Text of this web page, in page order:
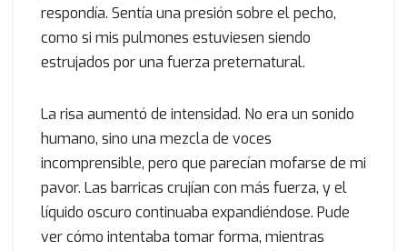
respondía. Sentía una presión sobre el pecho,
como si mis pulmones estuviesen siendo
estrujados por una fuerza preternatural.
La risa aumentó de intensidad. No era un sonido
humano, sino una mezcla de voces
incomprensible, pero que parecían mofarse de mi
pavor. Las barricas crujían con más fuerza, y el
líquido oscuro continuaba expandiéndose. Pude
ver cómo intentaba tomar forma, mientras